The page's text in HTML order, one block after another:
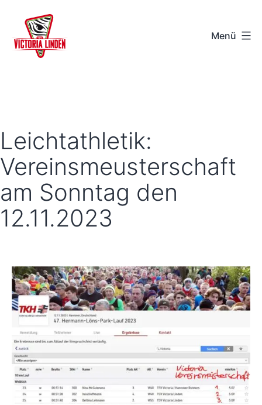
Inhalt
springen
-
Hannover
Menü
Leichtathletik:
Vereinsmeusterschaft
am Sonntag den
12.11.2023